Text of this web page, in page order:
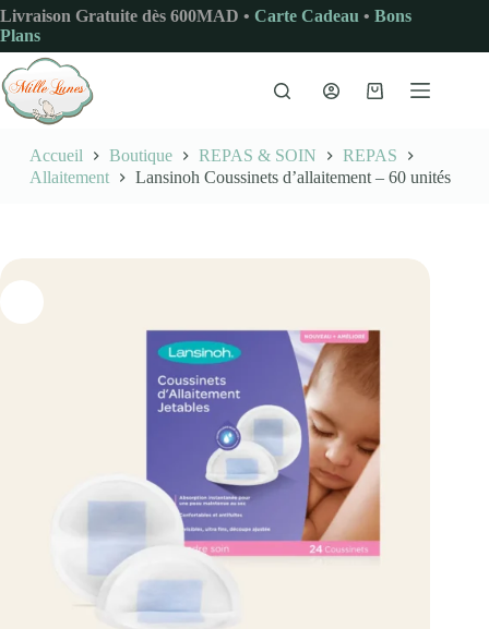
Passer
au
contenu
Livraison Gratuite dès 600MAD • Carte Cadeau • Bons
Plans
Panier
Accueil Boutique REPAS & SOIN
REPAS
Allaitement
Lansinoh Coussinets d’allaitement – 60 unités